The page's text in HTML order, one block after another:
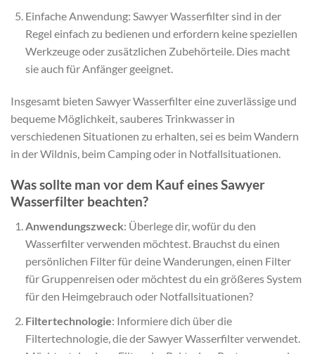
Einfache Anwendung: Sawyer Wasserfilter sind in der
Regel einfach zu bedienen und erfordern keine speziellen
Werkzeuge oder zusätzlichen Zubehörteile. Dies macht
sie auch für Anfänger geeignet.
Insgesamt bieten Sawyer Wasserfilter eine zuverlässige und
bequeme Möglichkeit, sauberes Trinkwasser in
verschiedenen Situationen zu erhalten, sei es beim Wandern
in der Wildnis, beim Camping oder in Notfallsituationen.
Was sollte man vor dem Kauf eines Sawyer
Wasserfilter beachten?
Anwendungszweck: Überlege dir, wofür du den
Wasserfilter verwenden möchtest. Brauchst du einen
persönlichen Filter für deine Wanderungen, einen Filter
für Gruppenreisen oder möchtest du ein größeres System
für den Heimgebrauch oder Notfallsituationen?
Filtertechnologie: Informiere dich über die
Filtertechnologie, die der Sawyer Wasserfilter verwendet.